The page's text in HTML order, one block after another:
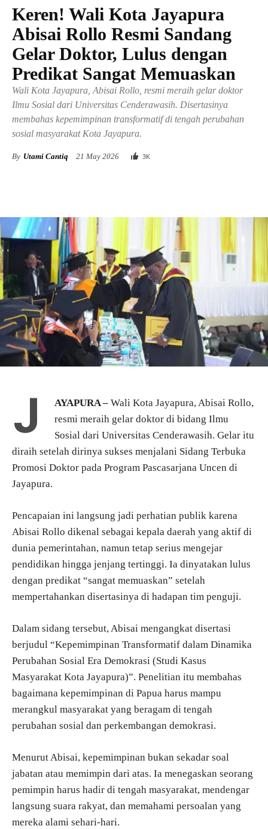
Keren! Wali Kota Jayapura
Abisai Rollo Resmi Sandang
Gelar Doktor, Lulus dengan
Predikat Sangat Memuaskan
Wali Kota Jayapura, Abisai Rollo, resmi meraih gelar doktor
Ilmu Sosial dari Universitas Cenderawasih. Disertasinya
membahas kepemimpinan transformatif di tengah perubahan
sosial masyarakat Kota Jayapura.
By Utami Cantiq 21 May 2026 3K
J AYAPURA – Wali Kota Jayapura, Abisai Rollo,
resmi meraih gelar doktor di bidang Ilmu
Sosial dari Universitas Cenderawasih. Gelar itu
diraih setelah dirinya sukses menjalani Sidang Terbuka
Promosi Doktor pada Program Pascasarjana Uncen di
Jayapura.
Pencapaian ini langsung jadi perhatian publik karena
Abisai Rollo dikenal sebagai kepala daerah yang aktif di
dunia pemerintahan, namun tetap serius mengejar
pendidikan hingga jenjang tertinggi. Ia dinyatakan lulus
dengan predikat “sangat memuaskan” setelah
mempertahankan disertasinya di hadapan tim penguji.
Dalam sidang tersebut, Abisai mengangkat disertasi
berjudul “Kepemimpinan Transformatif dalam Dinamika
Perubahan Sosial Era Demokrasi (Studi Kasus
Masyarakat Kota Jayapura)”. Penelitian itu membahas
bagaimana kepemimpinan di Papua harus mampu
merangkul masyarakat yang beragam di tengah
perubahan sosial dan perkembangan demokrasi.
Menurut Abisai, kepemimpinan bukan sekadar soal
jabatan atau memimpin dari atas. Ia menegaskan seorang
pemimpin harus hadir di tengah masyarakat, mendengar
langsung suara rakyat, dan memahami persoalan yang
mereka alami sehari-hari.